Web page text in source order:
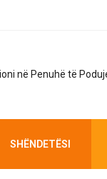
në Penuhë të
SHËNDETËSI